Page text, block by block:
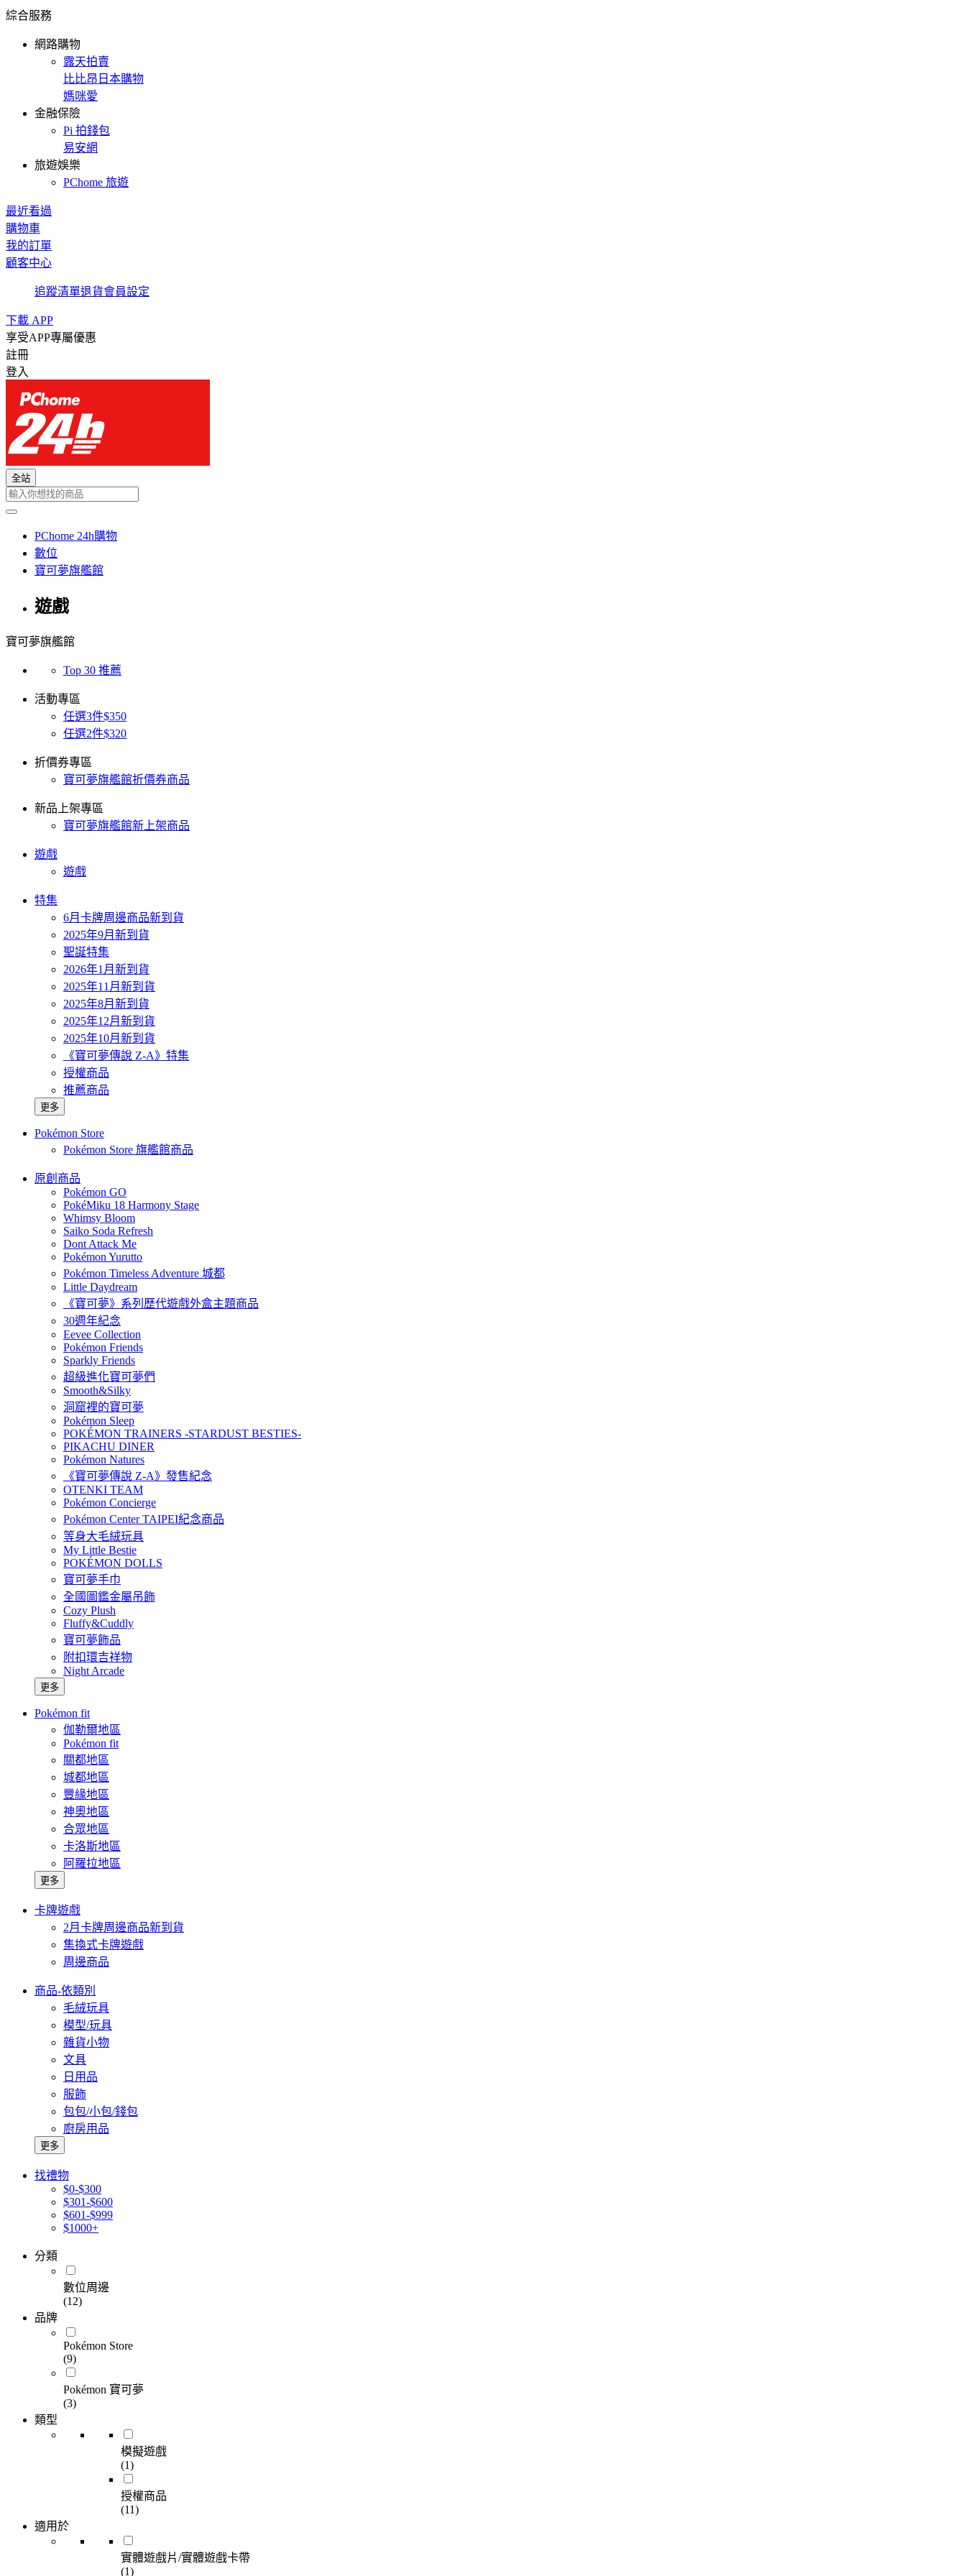
綜合服務
網路購物
露天拍賣
比比昂日本購物
媽咪愛
金融保險
Pi 拍錢包
易安網
旅遊娛樂
PChome 旅遊
最近看過
購物車
我的訂單
顧客中心
追蹤清單退貨會員設定
下載 APP
享受APP專屬優惠
註冊
登入
全站
PChome 24h購物
數位
寶可夢旗艦館
遊戲
寶可夢旗艦館
Top 30 推薦
活動專區
任選3件$350
任選2件$320
折價券專區
寶可夢旗艦館折價券商品
新品上架專區
寶可夢旗艦館新上架商品
遊戲
遊戲
特集
6月卡牌周邊商品新到貨
2025年9月新到貨
聖誕特集
2026年1月新到貨
2025年11月新到貨
2025年8月新到貨
2025年12月新到貨
2025年10月新到貨
《寶可夢傳說 Z-A》特集
授權商品
推薦商品
更多
Pokémon Store
Pokémon Store 旗艦館商品
原創商品
Pokémon GO
PokéMiku 18 Harmony Stage
Whimsy Bloom
Saiko Soda Refresh
Dont Attack Me
Pokémon Yurutto
Pokémon Timeless Adventure 城都
Little Daydream
《寶可夢》系列歷代遊戲外盒主題商品
30週年紀念
Eevee Collection
Pokémon Friends
Sparkly Friends
超級進化寶可夢們
Smooth&Silky
洞窟裡的寶可夢
Pokémon Sleep
POKÉMON TRAINERS -STARDUST BESTIES-
PIKACHU DINER
Pokémon Natures
《寶可夢傳說 Z-A》發售紀念
OTENKI TEAM
Pokémon Concierge
Pokémon Center TAIPEI紀念商品
等身大毛絨玩具
My Little Bestie
POKÉMON DOLLS
寶可夢手巾
全國圖鑑金屬吊飾
Cozy Plush
Fluffy&Cuddly
寶可夢飾品
附扣環吉祥物
Night Arcade
更多
Pokémon fit
伽勒爾地區
Pokémon fit
關都地區
城都地區
豐緣地區
神奧地區
合眾地區
卡洛斯地區
阿羅拉地區
更多
卡牌遊戲
2月卡牌周邊商品新到貨
集換式卡牌遊戲
周邊商品
商品-依類別
毛絨玩具
模型/玩具
雜貨小物
文具
日用品
服飾
包包/小包/錢包
廚房用品
更多
找禮物
$0-$300
$301-$600
$601-$999
$1000+
分類
數位周邊
(12)
品牌
Pokémon Store
(9)
Pokémon 寶可夢
(3)
類型
模擬遊戲
(1)
授權商品
(11)
適用於
實體遊戲片/實體遊戲卡帶
(1)